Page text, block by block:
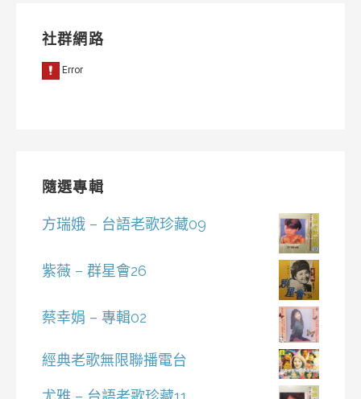
社群網路
隨選專輯
方瑞娥 – 台語老歌珍藏09
紫薇 – 群星會26
蔡幸娟 – 專輯02
經典老歌無限聯播電台